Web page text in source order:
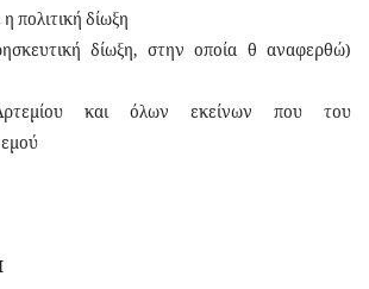
πολιτική δίωξη
δίωξη, στην οποία θ αναφερθώ)
και όλων εκείνων που του